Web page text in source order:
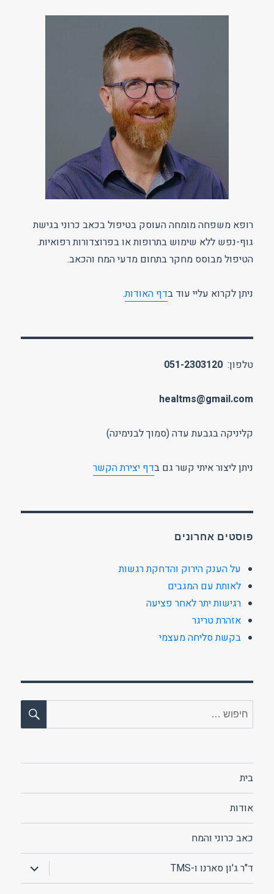
רופא משפחה מומחה העוסק בטיפול בכאב כרוני בגישת
גוף-נפש ללא שימוש בתרופות או בפרוצדורות רפואיות.
הטיפול מבוסס מחקר בתחום מדעי המח והכאב.
ניתן לקרוא עליי עוד בדף האודות.
טלפון:051-2303120
healtms@gmail.com
קליניקה בגבעת עדה (סמוך לבנימינה)
ניתן ליצור איתי קשר גם בדף יצירת הקשר
פוסטים אחרונים
על הענק הירוק והדחקת רגשות
לאותת עם המגבים
רגישות יתר לאחר פציעה
אזהרת טריגר
בקשת סליחה מעצמי
חפש:
בית
אודות
כאב כרוני והמח
ד"ר ג'ון סארנו ו-TMS הצג
תפריט